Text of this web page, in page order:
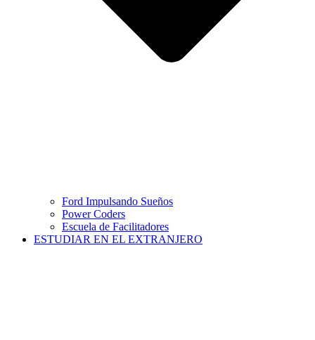
Ford Impulsando Sueños
Power Coders
Escuela de Facilitadores
ESTUDIAR EN EL EXTRANJERO